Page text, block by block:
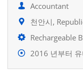
Accountant
천안시,
Rechargeable
2016 년부터